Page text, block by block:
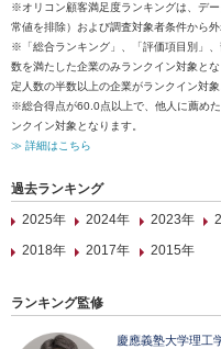
※オリコン顧客満足度ランキングは、デ
常値を排除）および調査対象者条件から
※「総合ランキング」、「評価項目別」
数を満たした企業のみランクイン対象と
定人数の半数以上の企業がランクイン対象
※総合得点が60.0点以上で、他人に薦め
ンクイン対象となります。
≫ 詳細はこちら
過去ランキング
2025年
2024年 2023年
2018年
2017年 2015年
ランキング監修
慶應義塾大学理工